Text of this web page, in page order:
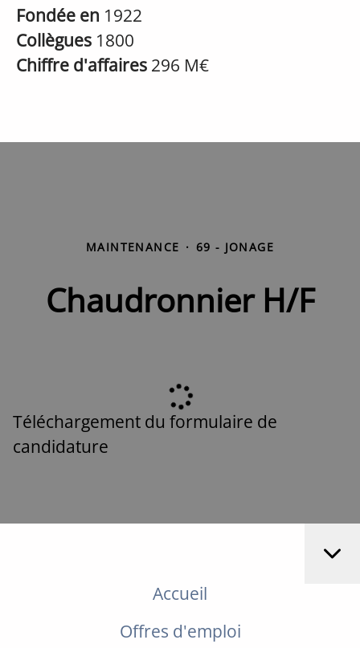
Fondée en 1922
Collègues 1800
Chiffre d'affaires 296 M€
MAINTENANCE · 69 - JONAGE
Chaudronnier H/F
Téléchargement du formulaire de
candidature
Accueil
Offres d'emploi